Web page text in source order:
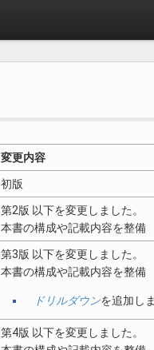
変更内容
初版
第2版 以下を変更しました。
本書の構成や記載内容を整備
第3版 以下を変更しました。
本書の構成や記載内容を整備
ドリルダウンを追加し
第4版 以下を変更しました。